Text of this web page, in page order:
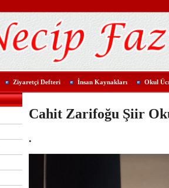
Ziyaretçi Defteri İnsan Kaynakları Okul
Cahit Zarifoğu Şiir
.